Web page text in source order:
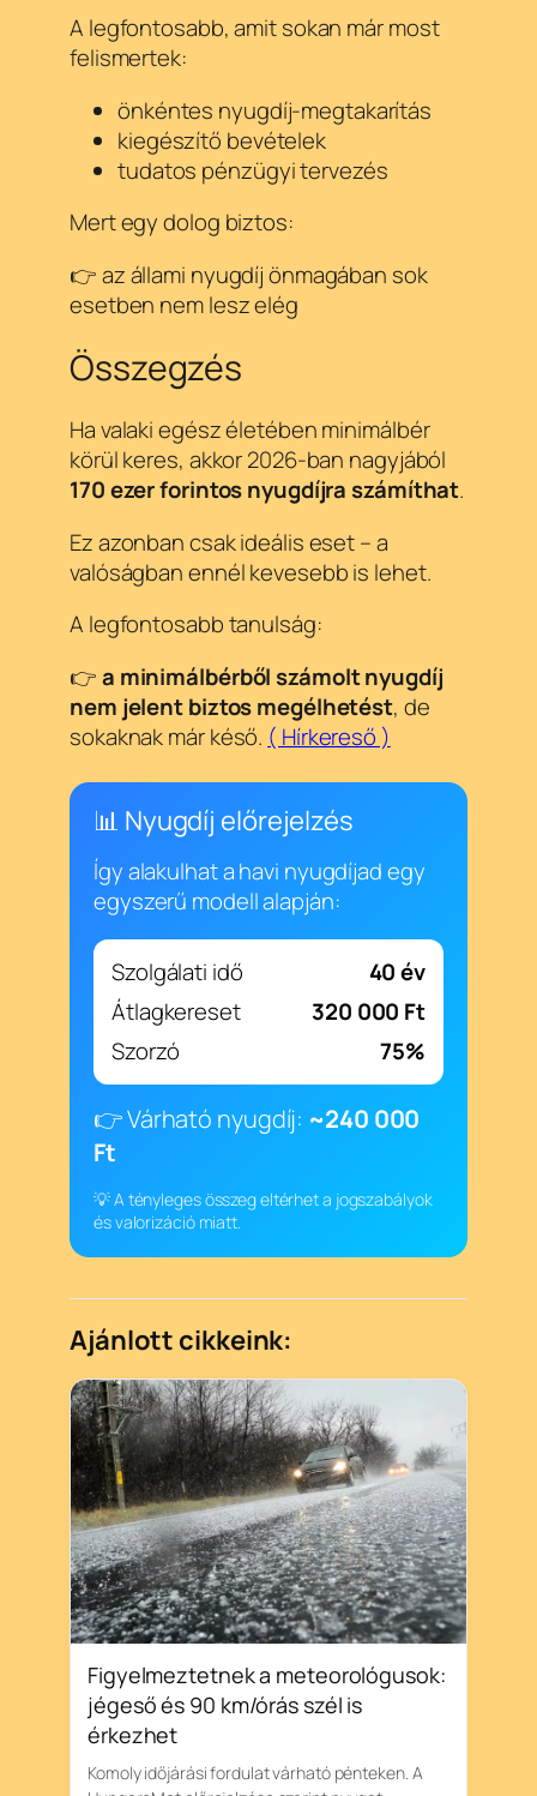
A legfontosabb, amit sokan már most
felismertek:
önkéntes nyugdíj-megtakarítás
kiegészítő bevételek
tudatos pénzügyi tervezés
Mert egy dolog biztos:
👉 az állami nyugdíj önmagában sok
esetben nem lesz elég
Összegzés
Ha valaki egész életében minimálbér
körül keres, akkor 2026-ban nagyjából
170 ezer forintos nyugdíjra számíthat.
Ez azonban csak ideális eset – a
valóságban ennél kevesebb is lehet.
A legfontosabb tanulság:
👉a minimálbérből számolt nyugdíj
nem jelent biztos megélhetést, de
sokaknak már késő. ( Hírkereső )
📊 Nyugdíj előrejelzés
Így alakulhat a havi nyugdíjad egy
egyszerű modell alapján:
Szolgálati idő
40 év
Átlagkereset
320 000 Ft
Szorzó
75%
👉 Várható nyugdíj: ~240 000
Ft
💡 A tényleges összeg eltérhet a jogszabályok
és valorizáció miatt.
Ajánlott cikkeink:
Figyelmeztetnek a meteorológusok:
jégeső és 90 km/órás szél is
érkezhet
Komoly időjárási fordulat várható pénteken. A